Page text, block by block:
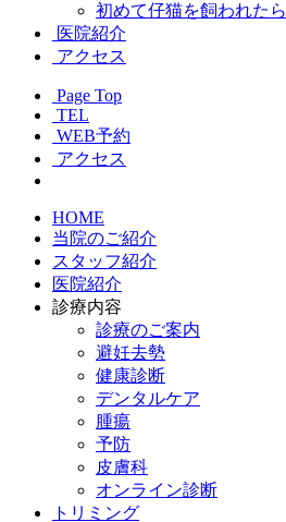
初めて仔猫を飼われたら
医院紹介
アクセス
Page Top
TEL
WEB予約
アクセス
HOME
当院のご紹介
スタッフ紹介
医院紹介
診療内容
診療のご案内
避妊去勢
健康診断
デンタルケア
腫瘍
予防
皮膚科
オンライン診断
トリミング